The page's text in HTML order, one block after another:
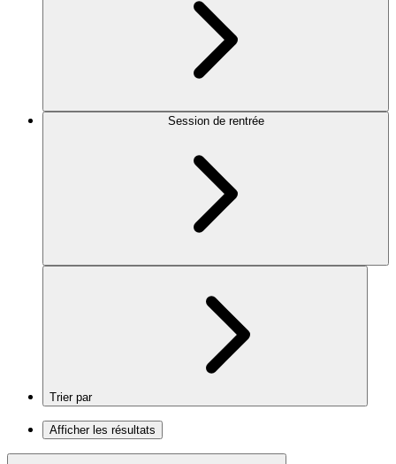
Session de rentrée
Trier par
Afficher les résultats